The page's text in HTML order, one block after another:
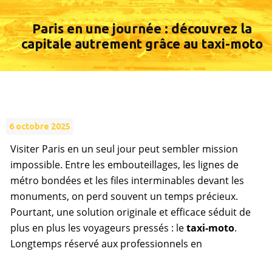
Paris en une journée : découvrez la
capitale autrement grâce au taxi-moto
6 octobre 2025
Visiter Paris en un seul jour peut sembler mission
impossible. Entre les embouteillages, les lignes de
métro bondées et les files interminables devant les
monuments, on perd souvent un temps précieux.
Pourtant, une solution originale et efficace séduit de
plus en plus les voyageurs pressés : letaxi-moto.
Longtemps réservé aux professionnels en